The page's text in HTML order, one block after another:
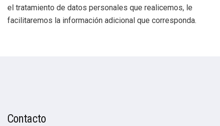
el tratamiento de datos personales que realicemos, le
facilitaremos la información adicional que corresponda.
Contacto